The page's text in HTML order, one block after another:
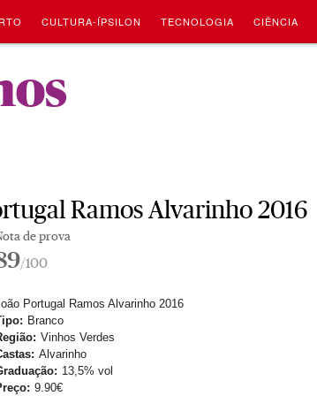
CULTURA-ÍPSILON TECNOLOGIA CIÊNCIA
Ramos Alvarinho 2016
de prova
/100
Portugal Ramos Alvarinho 2016
Branco
Vinhos Verdes
Alvarinho
13,5% vol
9.90€